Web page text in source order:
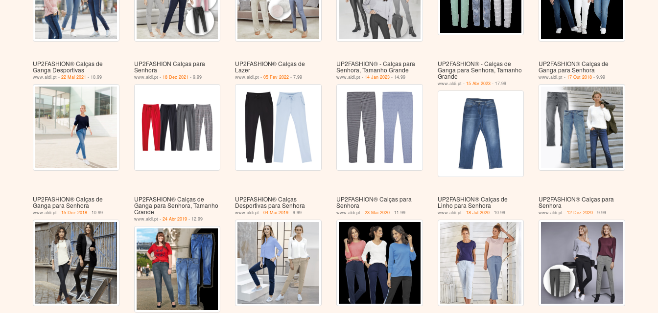
UP2FASHION® Calças de
Ganga Desportivas
www.aldi.pt -22 Mai 2021 - 10.99
UP2FASHION Calças para
Senhora
www.aldi.pt - 18 Dez 2021 - 9.99
UP2FASHION® Calças de
Lazer
www.aldi.pt -05 Fev 2022 - 7.99
UP2FASHION® - Calças para
Senhora, Tamanho Grande
www.aldi.pt - 14 Jan 2023- 14.99
UP2FASHION® - Calças de
Ganga para Senhora, Tamanho
Grande
www.aldi.pt - 15 Abr 2023- 17.99
UP2FASHION® Calças de
Ganga para Senhora
www.aldi.pt - 17 Out 2018 - 9.99
UP2FASHION® Calças de
Ganga para Senhora
www.aldi.pt - 15 Dez 2018 - 10.99
UP2FASHION® Calças de
Ganga para Senhora, Tamanho
Grande
www.aldi.pt - 24 Abr 2019- 12.99
UP2FASHION® Calças
Desportivas para Senhora
www.aldi.pt -04 Mai 2019 - 9.99
UP2FASHION® Calças para
Senhora
www.aldi.pt - 23 Mai 2020- 11.99
UP2FASHION® Calças de
Linho para Senhora
www.aldi.pt - 18 Jul 2020- 10.99
UP2FASHION® Calças para
Senhora
www.aldi.pt - 12 Dez 2020 - 9.99